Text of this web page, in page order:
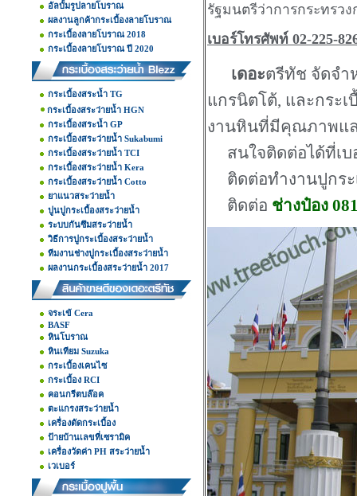
อัลบั้มรูปลายโบราณ
ผลงานลูกค้ากระเบื้องลายโบราณ
กระเบื้องลายโบราณ 2018
กระเบื้องลายโบราณ ปี 2020
กระเบื้องสระน้ำ TG
กระเบื้องสระว่ายน้ำ HGN
กระเบื้องสระน้ำ GP
กระเบื้องสระว่ายน้ำ Sukabumi
กระเบื้องสระว่ายน้ำ TCI
กระเบื้องสระว่ายน้ำ Kera
กระเบื้องสระว่ายน้ำ Cotto
ยาแนวสระว่ายน้ำ
ปูนปูกระเบื้องสระว่ายน้ำ
ระบบกันซึมสระว่ายน้ำ
วิธีการปูกระเบื้องสระว่ายน้ำ
ทีมงานช่างปูกระเบื้องสระว่ายน้ำ
ผลงานกระเบื้องสระว่ายน้ำ 2017
จระเข้ Cera
BASF
หินโบราณ
หินเทียม Suzuka
กระเบื้องเคนไซ
กระเบื้อง RCI
คอนกรีตบล๊อค
ตะแกรงสระว่ายน้ำ
เครื่องตัดกระเบื้อง
ป้ายบ้านเลขที่เซรามิค
เครื่องวัดค่า PH สระว่ายน้ำ
เวเบอร์
รัฐมนตรีว่าการกระทรว
เบอร์โทรศัพท์ 02-225-
เดอะตรีทัช จัดจำ
แกรนิตโต้, และกระ
งานหินที่มีคุณภาพแล
สนใจติดต่อได้ที่เบ
ติดต่อทำงานปูกระ
ติดต่อ ช่างป๋อง